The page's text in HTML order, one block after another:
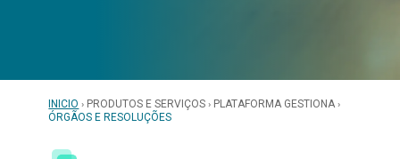
INICIO PRODUTOS E SERVIÇOS
PLATAFORMA GESTIONA
ÓRGÃOS E RESOLUÇÕES